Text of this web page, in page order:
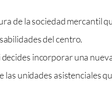
de la sociedad mercantil
del centro.
incorporar una
unidades asistenciales